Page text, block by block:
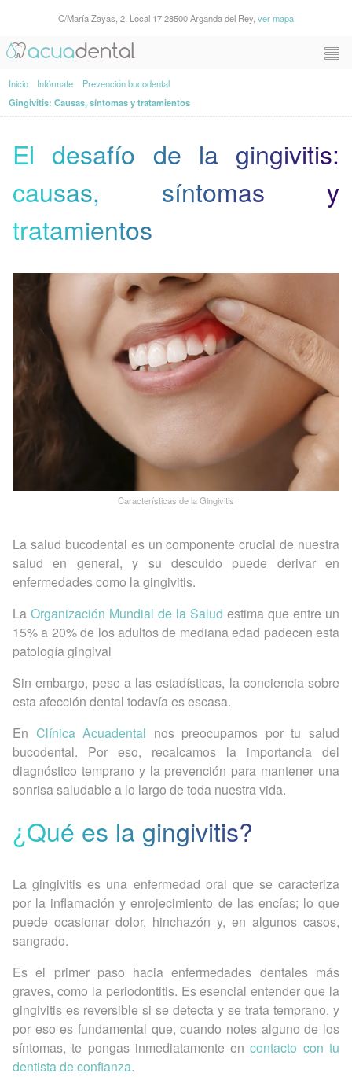
C/María Zayas, 2. Local 17 28500 Arganda del Rey, ver mapa
Inicio Infórmate
Prevención bucodental
Gingivitis: Causas, síntomas y tratamientos
El desafío de la gingivitis:
causas, síntomas y
tratamientos
Características de la Gingivitis
La salud bucodental es un componente crucial de nuestra
salud en general, y su descuido puede derivar en
enfermedades como la gingivitis.
La Organización Mundial de la Salud estima que entre un
15% a 20% de los adultos de mediana edad padecen esta
patología gingival
Sin embargo, pese a las estadísticas, la conciencia sobre
esta afección dental todavía es escasa.
En Clínica Acuadental nos preocupamos por tu salud
bucodental. Por eso, recalcamos la importancia del
diagnóstico temprano y la prevención para mantener una
sonrisa saludable a lo largo de toda nuestra vida.
¿Qué es la gingivitis?
La gingivitis es una enfermedad oral que se caracteriza
por la inflamación y enrojecimiento de las encías; lo que
puede ocasionar dolor, hinchazón y, en algunos casos,
sangrado.
Es el primer paso hacia enfermedades dentales más
graves, como la periodontitis. Es esencial entender que la
gingivitis es reversible si se detecta y se trata temprano. y
por eso es fundamental que, cuando notes alguno de los
síntomas, te pongas inmediatamente encontacto con tu
dentista de confianza.